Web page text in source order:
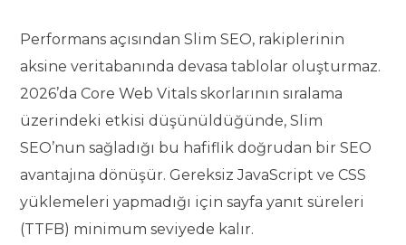
Performans açısından Slim SEO, rakiplerinin
aksine veritabanında devasa tablolar oluşturmaz.
2026’da Core Web Vitals skorlarının sıralama
üzerindeki etkisi düşünüldüğünde, Slim
SEO’nun sağladığı bu hafiflik doğrudan bir SEO
avantajına dönüşür. Gereksiz JavaScript ve CSS
yüklemeleri yapmadığı için sayfa yanıt süreleri
(TTFB) minimum seviyede kalır.